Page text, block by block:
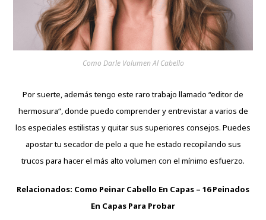
Como Darle Volumen Al Cabello
Por suerte, además tengo este raro trabajo llamado “editor de
hermosura“, donde puedo comprender y entrevistar a varios de
los especiales estilistas y quitar sus superiores consejos. Puedes
apostar tu secador de pelo a que he estado recopilando sus
trucos para hacer el más alto volumen con el mínimo esfuerzo.
Relacionados: Como Peinar Cabello En Capas – 16 Peinados
En Capas Para Probar